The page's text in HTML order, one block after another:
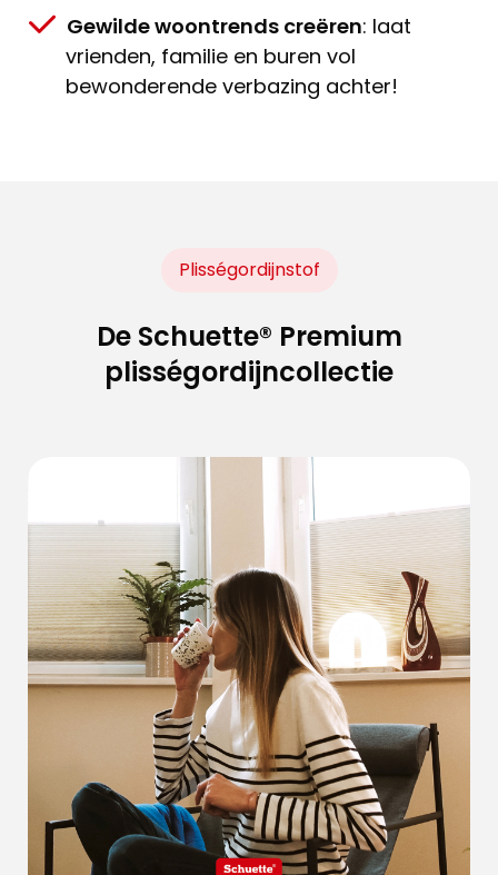
Gewilde woontrends creëren: laat
vrienden, familie en buren vol
bewonderende verbazing achter!
Plisségordijnstof
De Schuette® Premium
plisségordijncollectie